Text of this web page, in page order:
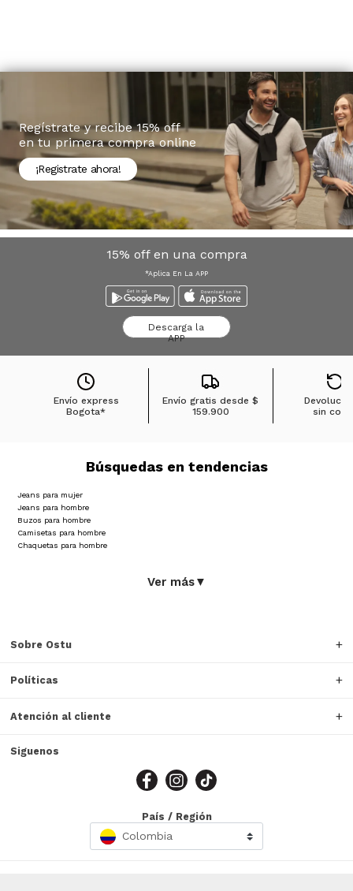
Regístrate y recibe 15% off
en tu primera compra online
¡Registrate ahora!
15% off en una compra
*Aplica En La APP
Descarga la
APP
Envío express
Bogota*
Envío gratis desde$
159.900
sin
Búsquedas en tendencias
Jeans para mujer
Jeans para hombre
Buzos para hombre
Camisetas para hombre
Chaquetas para hombre
Ver más▼
Sobre Ostu
Políticas
Atención al cliente
Siguenos
País / Región
Colombia